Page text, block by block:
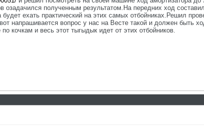
озадачился полученным результатом.На передних ход
ехать практический на этих самых отбойниках.Решил
напрашивается вопрос у нас на Весте такой и должен быть
кочкам и весь этот тыгыдык идет от этих отбойников.